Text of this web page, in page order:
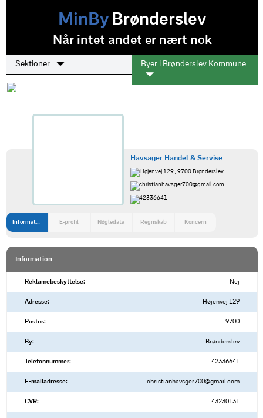
MinByBrønderslev
Når intet andet er nært nok
Sektioner Byer i Brønderslev Kommune
Havsager Handel & Servise
Højenvej 129 , 9700 Brønderslev
christianhavsger700@gmail.com
42336641
Information E-profil Nøgledata Regnskab Koncern
Information
Reklamebeskyttelse: Nej
Adresse: Højenvej 129
Postnr.: 9700
By: Brønderslev
Telefonnummer: 42336641
E-mailadresse: christianhavsger700@gmail.com
CVR: 43230131